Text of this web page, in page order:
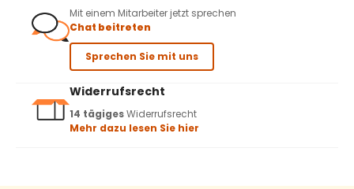
Mit einem Mitarbeiter jetzt sprechen
Chat beitreten
Sprechen Sie mit uns
Widerrufsrecht
14 tägigesWiderrufsrecht
Mehr dazu lesen Sie hier